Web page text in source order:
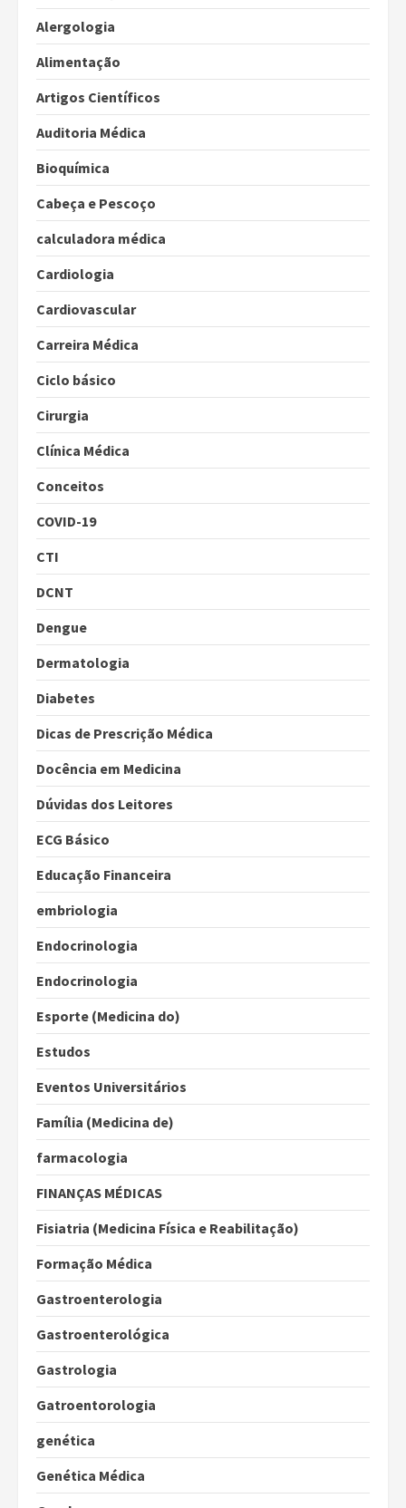
Alergologia
Alimentação
Artigos Científicos
Auditoria Médica
Bioquímica
Cabeça e Pescoço
calculadora médica
Cardiologia
Cardiovascular
Carreira Médica
Ciclo básico
Cirurgia
Clínica Médica
Conceitos
COVID-19
CTI
DCNT
Dengue
Dermatologia
Diabetes
Dicas de Prescrição Médica
Docência em Medicina
Dúvidas dos Leitores
ECG Básico
Educação Financeira
embriologia
Endocrinologia
Endocrinologia
Esporte (Medicina do)
Estudos
Eventos Universitários
Família (Medicina de)
farmacologia
FINANÇAS MÉDICAS
Fisiatria (Medicina Física e Reabilitação)
Formação Médica
Gastroenterologia
Gastroenterológica
Gastrologia
Gatroentorologia
genética
Genética Médica